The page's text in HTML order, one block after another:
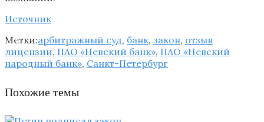
Источник
Метки:арбитражный суд, банк, закон, отзыв
лицензии, ПАО «Невский банк», ПАО «Невский
народный банк», Санкт-Петербург
Похожие темы